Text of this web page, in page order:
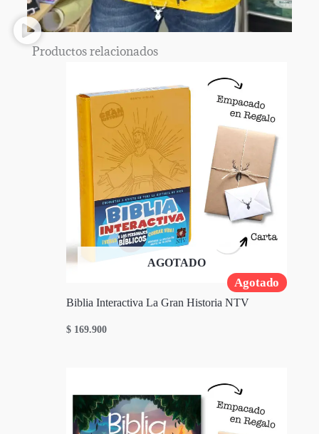
Productos relacionados
Agotado
AGOTADO
Biblia Interactiva La Gran Historia NTV
$ 169.900